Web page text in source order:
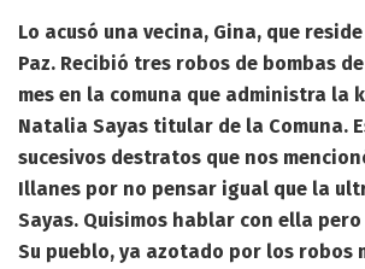
Lo acusó una vecina, Gina, que
Paz. Recibió tres robos de bombas
mes en la comuna que administra la
Natalia Sayas titular de la Comuna.
sucesivos destratos que nos
Illanes por no pensar igual que la
Sayas. Quisimos hablar con ella
Su pueblo, ya azotado por los robos